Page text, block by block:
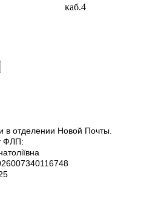
каб.4
в отделении Новой Почты.
ФЛП: